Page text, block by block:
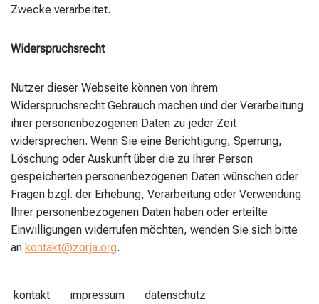
Zwecke verarbeitet.
Widerspruchsrecht
Nutzer dieser Webseite können von ihrem
Widerspruchsrecht Gebrauch machen und der Verarbeitung
ihrer personenbezogenen Daten zu jeder Zeit
widersprechen. Wenn Sie eine Berichtigung, Sperrung,
Löschung oder Auskunft über die zu Ihrer Person
gespeicherten personenbezogenen Daten wünschen oder
Fragen bzgl. der Erhebung, Verarbeitung oder Verwendung
Ihrer personenbezogenen Daten haben oder erteilte
Einwilligungen widerrufen möchten, wenden Sie sich bitte
an kontakt@zorja.org.
kontakt impressum datenschutz